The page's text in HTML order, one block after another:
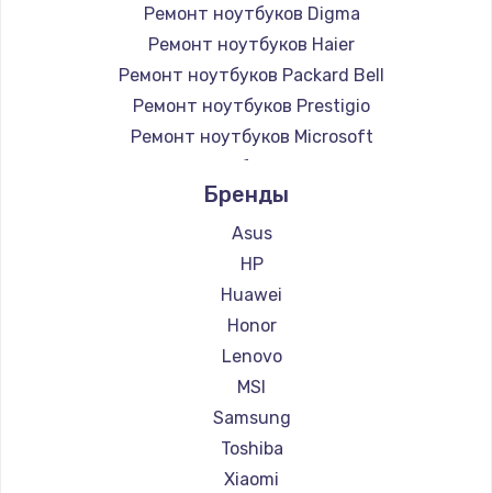
Ремонт ноутбуков Digma
Ремонт ноутбуков Haier
Ремонт ноутбуков Packard Bell
Ремонт ноутбуков Prestigio
Ремонт ноутбуков Microsoft
Ремонт ноутбуков Alienware
Ремонт ноутбуков Aquarius
Ремонт ноутбуков Gigabyte
Ремонт ноутбуков Aorus
Ремонт ноутбуков Maibenben
Ремонт ноутбуков Getac
Ремонт ноутбуков Epson
Ремонт ноутбуков Philips
Ремонт ноутбуков LG
Ремонт ноутбуков Panasonic
Ремонт ноутбуков Irbis
Бренды
Asus
HP
Huawei
Honor
Lenovo
MSI
Samsung
Toshiba
Xiaomi